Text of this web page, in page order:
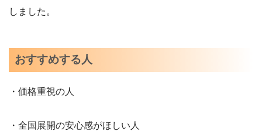
しました。
おすすめする人
・価格重視の人
・全国展開の安心感がほしい人